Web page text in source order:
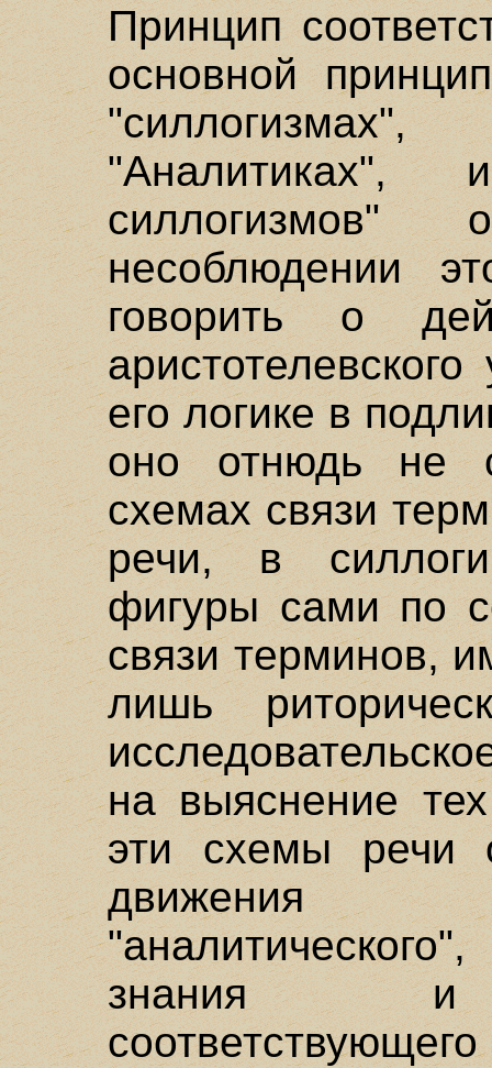
Принцип
основной
"Аналитиках",
несоблюдении
говорить о
его логике в
оно отнюдь не
схемах связи
речи, в
фигуры сами по
связи терминов,
лишь
на выяснение
эти схемы речи
движения
знания и